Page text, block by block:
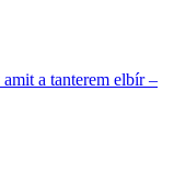
a tanterem elbír –